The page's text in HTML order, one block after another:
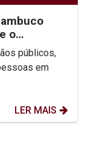
o
públicos,
em
LER MAIS